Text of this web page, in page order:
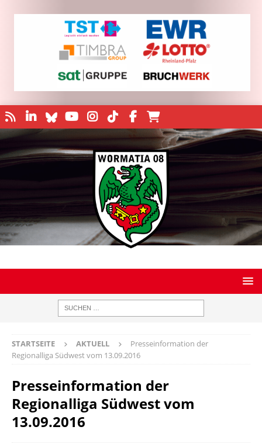
STARTSEITE AKTUELL
Presseinformation der
Regionalliga Südwest vom 13.09.2016
Presseinformation der
Regionalliga Südwest vom
13.09.2016